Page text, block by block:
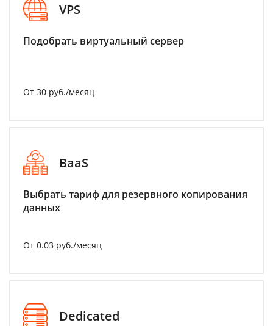
VPS
Подобрать виртуальный сервер
От 30 руб./месяц
BaaS
Выбрать тариф для резервного копирования
данных
От 0.03 руб./месяц
Dedicated